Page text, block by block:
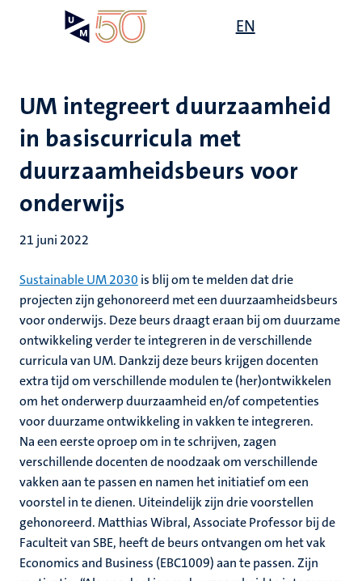
gaan
EN
UM integreert duurzaamheid
in basiscurricula met
duurzaamheidsbeurs voor
onderwijs
21 juni 2022
Sustainable UM 2030 is blij om te melden dat drie
projecten zijn gehonoreerd met een duurzaamheidsbeurs
voor onderwijs. Deze beurs draagt eraan bij om duurzame
ontwikkeling verder te integreren in de verschillende
curricula van UM. Dankzij deze beurs krijgen docenten
extra tijd om verschillende modulen te (her)ontwikkelen
om het onderwerp duurzaamheid en/of competenties
voor duurzame ontwikkeling in vakken te integreren.
Na een eerste oproep om in te schrijven, zagen
verschillende docenten de noodzaak om verschillende
vakken aan te passen en namen het initiatief om een
voorstel in te dienen. Uiteindelijk zijn drie voorstellen
gehonoreerd. Matthias Wibral, Associate Professor bij de
Faculteit van SBE, heeft de beurs ontvangen om het vak
Economics and Business (EBC1009) aan te passen. Zijn